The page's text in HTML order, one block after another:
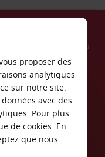
Menu
proposer des
analytiques
sur notre site.
avec des
Pour plus
de cookies. En
que nous